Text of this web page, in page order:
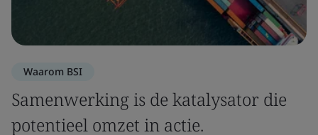
Waarom BSI
Samenwerking is de katalysator die
potentieel omzet in actie.